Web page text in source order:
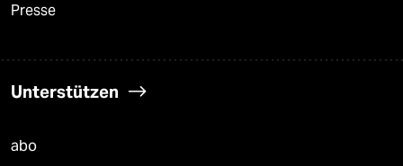
Presse
Unterstützen
abo